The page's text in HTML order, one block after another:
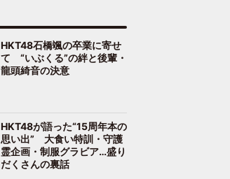
HKT48石橋颯の卒業に寄せ
て “いぶくる”の絆と後輩・
龍頭綺音の決意
HKT48が語った“15周年本の
思い出” 大食い特訓・守護
霊企画・制服グラビア…盛り
だくさんの裏話